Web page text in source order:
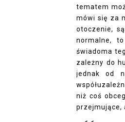
tematem
mówi się za
otoczenie,
normalne,
świadoma
zależny do
jednak od
niż coś
przejmujące,